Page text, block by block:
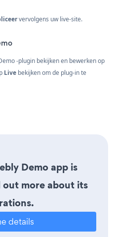
vervolgens uw live-site.
-plugin bekijken en bewerken op
Live bekijken om de plug-in te
Demo app is
more about its
details